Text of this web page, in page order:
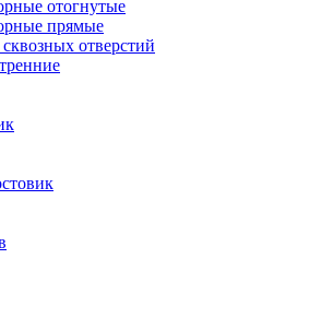
отогнутые
прямые
отверстий